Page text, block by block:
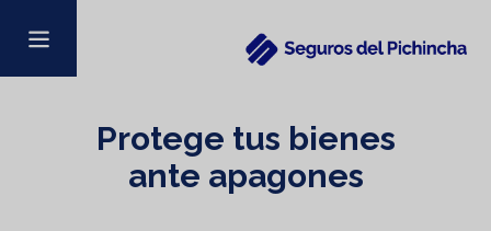
Protege tus bienes
ante apagones